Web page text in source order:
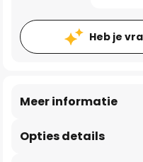
Heb je
Opties details
Meer informatie